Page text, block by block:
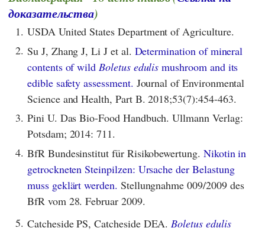
доказательства)
1. USDA United States Department of Agriculture.
2. Su J, Zhang J, Li J et al. Determination of mineral
contents of wild Boletus edulismushroom and its
edible safety assessment. Journal of Environmental
Science and Health, Part B. 2018;53(7):454-463.
3. Pini U. Das Bio-Food Handbuch. Ullmann Verlag:
Potsdam; 2014: 711.
4. BfR Bundesinstitut für Risikobewertung. Nikotin in
getrockneten Steinpilzen: Ursache der Belastung
muss geklärt werden. Stellungnahme 009/2009 des
BfR vom 28. Februar 2009.
5. Catcheside PS, Catcheside DEA. Boletus edulis